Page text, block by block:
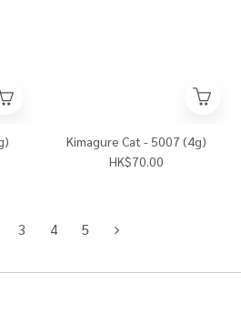
Kimagure Cat - 5007 (4g)
HK$70.00
3 4 5